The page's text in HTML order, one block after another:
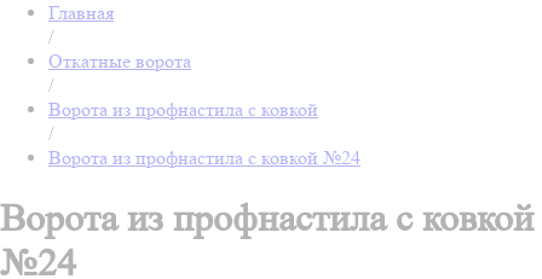
Главная
/
Откатные ворота
/
Ворота из профнастила с ковкой
/
Ворота из профнастила с ковкой №24
Ворота из профнастила с ковкой
№24